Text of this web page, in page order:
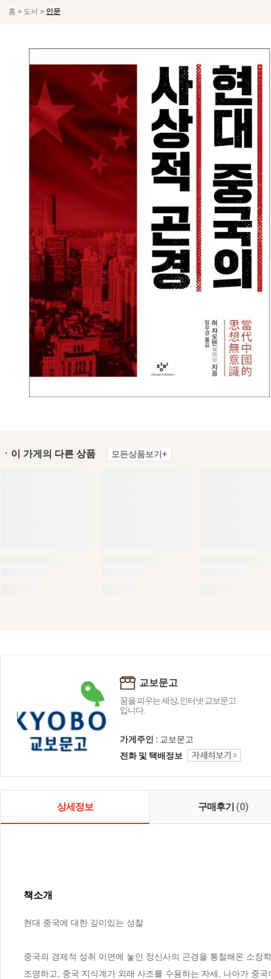
홈 > 도서 > 인문
ㆍ이 가게의 다른 상품 모든상품보기+
교보문고
꿈을 피우는 세상, 인터넷 교보문고
입니다.
가게주인 : 교보문고
전화 및 택배정보
상세정보 구매후기 (0)
책소개
현대 중국에 대한 깊이있는 성찰
중국의 경제적 성취 이면에 놓인 정신사의 곤경을 통찰해온 소장
조명하고, 중국 지식계가 외래 사조를 수용하는 자세, 나아가 중